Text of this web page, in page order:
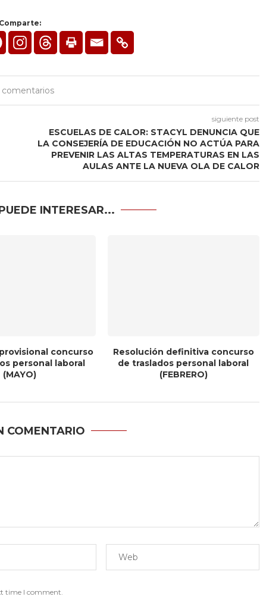
Comparte:
comentarios
siguiente post
ESCUELAS DE CALOR: STACYL DENUNCIA QUE
LA CONSEJERÍA DE EDUCACIÓN NO ACTÚA PARA
PREVENIR LAS ALTAS TEMPERATURAS EN LAS
AULAS ANTE LA NUEVA OLA DE CALOR
INTERESAR...
concurso
personal laboral
(MAYO)
Resolución definitiva concurso
de traslados personal laboral
(FEBRERO)
COMENTARIO
time I comment.